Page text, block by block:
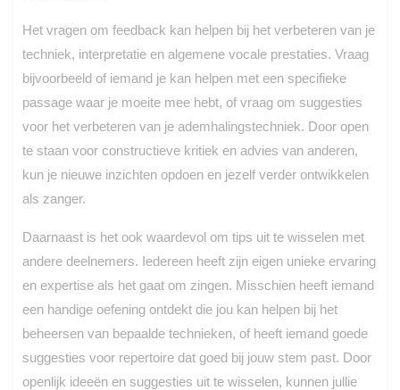
Het vragen om feedback kan helpen bij het verbeteren van je
techniek, interpretatie en algemene vocale prestaties. Vraag
bijvoorbeeld of iemand je kan helpen met een specifieke
passage waar je moeite mee hebt, of vraag om suggesties
voor het verbeteren van je ademhalingstechniek. Door open
te staan voor constructieve kritiek en advies van anderen,
kun je nieuwe inzichten opdoen en jezelf verder ontwikkelen
als zanger.
Daarnaast is het ook waardevol om tips uit te wisselen met
andere deelnemers. Iedereen heeft zijn eigen unieke ervaring
en expertise als het gaat om zingen. Misschien heeft iemand
een handige oefening ontdekt die jou kan helpen bij het
beheersen van bepaalde technieken, of heeft iemand goede
suggesties voor repertoire dat goed bij jouw stem past. Door
openlijk ideeën en suggesties uit te wisselen, kunnen jullie